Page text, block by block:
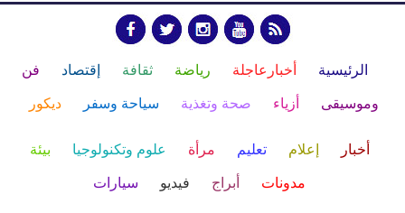
الرئيسية أخبارعاجلة رياضة ثقافة إقتصاد فن
وموسيقى أزياء صحة وتغذية سياحة وسفر ديكور
أخبار إعلام تعليم مرأة علوم وتكنولوجيا بيئة
مدونات أبراج فيديو سيارات